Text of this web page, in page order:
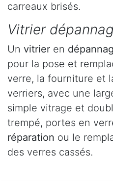
carreaux brisés.
Vitrier
Un vitrier en
pour la pose et
verre, la fourniture et
verriers, avec une
simple vitrage et
trempé, portes en
réparation ou le
des verres cassés.